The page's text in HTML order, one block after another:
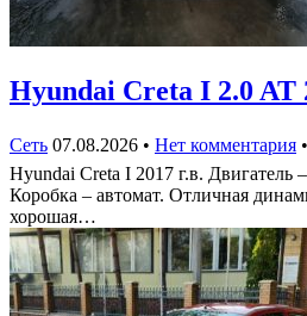
Hyundai Creta I 2.0 AT
Сеть 07.08.2026 • Нет комментария •
Hyundai Creta I 2017 г.в. Двигатель
Коробка – автомат. Отличная
хорошая…